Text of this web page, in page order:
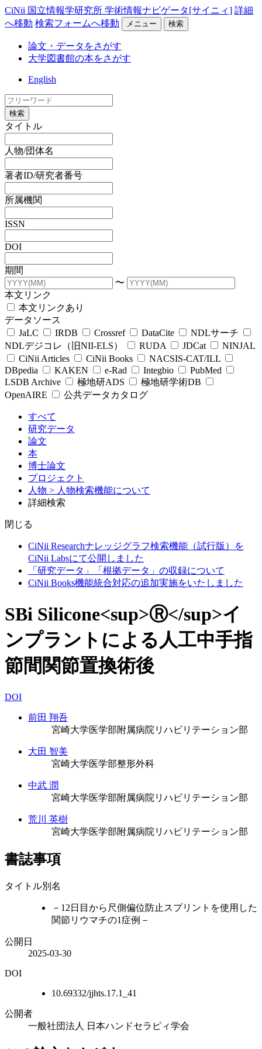
CiNii 国立情報学研究所 学術情報ナビゲータ[サイニィ] 詳細
へ移動 検索フォームへ移動 メニュー 検索
論文・データをさがす
大学図書館の本をさがす
English
検索
タイトル
人物/団体名
著者ID/研究者番号
所属機関
ISSN
DOI
期間
〜
本文リンク
本文リンクあり
データソース
JaLC
IRDB Crossref DataCite
NDLサーチ
NDLデジコレ（旧NII-ELS）
RUDA JDCat
NINJAL
CiNii Articles
CiNii Books
NACSIS-CAT/ILL
DBpedia
KAKEN e-Rad Integbio
PubMed
LSDB Archive
極地研ADS
極地研学術DB
OpenAIRE
公共データカタログ
すべて
研究データ
論文
本
博士論文
プロジェクト
人物 > 人物検索機能について
詳細検索
閉じる
CiNii Researchナレッジグラフ検索機能（試行版）を
CiNii Labsにて公開しました
「研究データ」「根拠データ」の収録について
CiNii Books機能統合対応の追加実施をいたしました
SBi Silicone<sup>Ⓡ</sup>イ
ンプラントによる人工中手指
節間関節置換術後
DOI
前田 翔吾
宮崎大学医学部附属病院リハビリテーション部
大田 智美
宮崎大学医学部整形外科
中武 潤
宮崎大学医学部附属病院リハビリテーション部
荒川 英樹
宮崎大学医学部附属病院リハビリテーション部
書誌事項
タイトル別名
－12日目から尺側偏位防止スプリントを使用した
関節リウマチの1症例－
公開日
2025-03-30
DOI
10.69332/jjhts.17.1_41
公開者
一般社団法人 日本ハンドセラピィ学会